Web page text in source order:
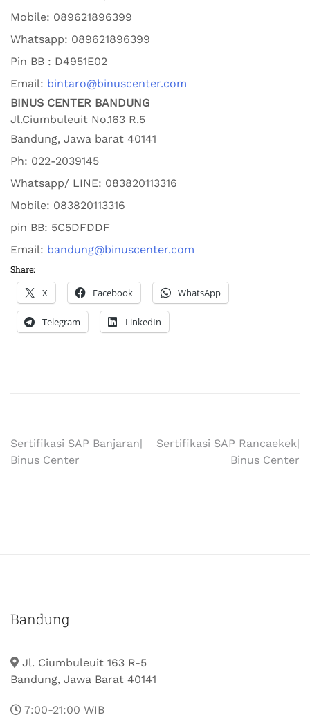
Mobile: 089621896399
Whatsapp: 089621896399
Pin BB : D4951E02
Email: bintaro@binuscenter.com
BINUS CENTER BANDUNG
Jl.Ciumbuleuit No.163 R.5
Bandung, Jawa barat 40141
Ph: 022-2039145
Whatsapp/ LINE: 083820113316
Mobile: 083820113316
pin BB: 5C5DFDDF
Email: bandung@binuscenter.com
Share:
X Facebook WhatsApp
Telegram LinkedIn
Sertifikasi SAP Banjaran|
Binus Center
Sertifikasi SAP Rancaekek|
Binus Center
Bandung
Jl. Ciumbuleuit 163 R-5
Bandung, Jawa Barat 40141
7:00-21:00 WIB